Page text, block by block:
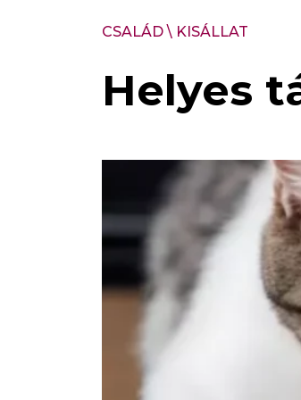
CSALÁD\ KISÁLLAT
Helyes